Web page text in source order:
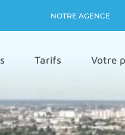
NOTRE AGENCE
Tarifs Votre